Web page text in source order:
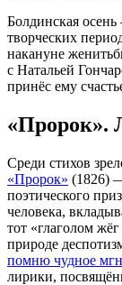
Болдинская
творческих
накануне
с Натальей
принёс ему
«Пророк».
Среди стихов
«Пророк» (1826)
поэтического
человека,
тот «глаголом
природе
помню чудное
лирики,